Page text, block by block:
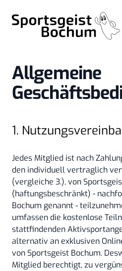
Sportsgeist Bochum
Allgemeine
1.
Jedes Mitglied ist nach
den individuell vertraglich
(vergleiche 3.), von
(haftungsbeschränkt) -
Bochum genannt -
umfassen die kostenlose
stattfindenden
alternativ an exklusiven
von Sportsgeist Bochum.
Mitglied berechtigt, zu